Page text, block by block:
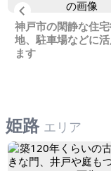
Previous
神戸市の閑静な住
地、駐車場などに
ます
姫路 エリア